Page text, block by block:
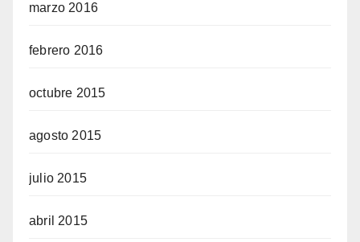
marzo 2016
febrero 2016
octubre 2015
agosto 2015
julio 2015
abril 2015